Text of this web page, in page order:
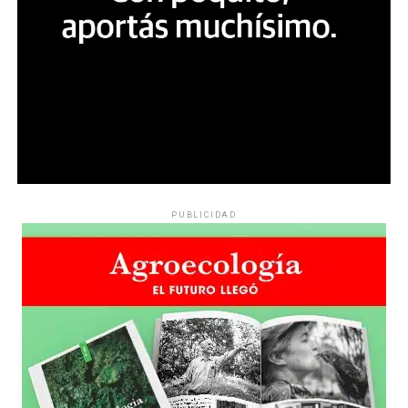
personas de la comunidad LGTBIQ+: 60% más que el
año anterior. El combustible: la violencia y
PUBLICIDAD